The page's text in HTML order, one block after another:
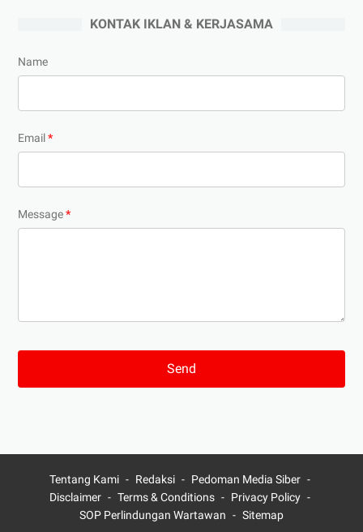
KONTAK IKLAN & KERJASAMA
Name
Email *
Message*
Tentang Kami Redaksi
Pedoman Media Siber
Disclaimer
Terms & Conditions
Privacy Policy
SOP Perlindungan Wartawan
Sitemap